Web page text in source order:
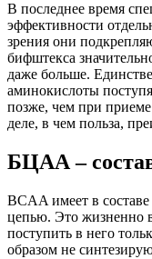
В последнее время
эффективности
зрения они
бифштекса
даже больше.
аминокислоты
позже, чем при
деле, в чем польза,
БЦАА –
BCAA имеет в
цепью. Это жизненно
поступить в него
образом не